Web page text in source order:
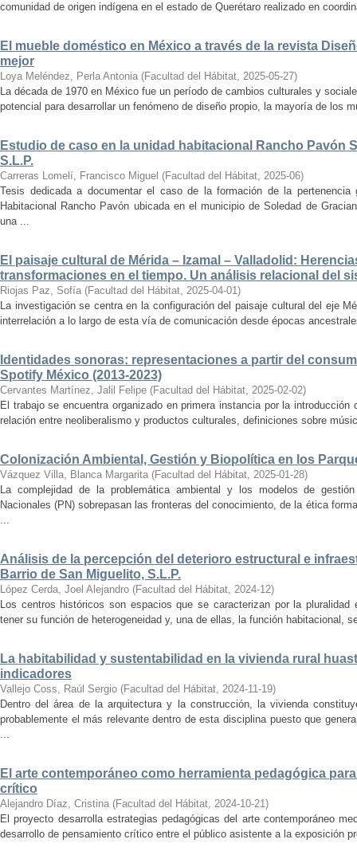
comunidad de origen indígena en el estado de Querétaro realizado en
El mueble doméstico en México a través de la revista
mejor
Loya Meléndez, Perla Antonia (Facultad del Hábitat, 2025-05-27)
La década de 1970 en México fue un período de cambios culturales y
potencial para desarrollar un fenómeno de diseño propio, la mayoría de los
Estudio de caso en la unidad habitacional Rancho Pavón
S.L.P.
Carreras Lomelí, Francisco Miguel (Facultad del Hábitat, 2025-06)
Tesis dedicada a documentar el caso de la formación de la
Habitacional Rancho Pavón ubicada en el municipio de Soledad de
una ...
El paisaje cultural de Mérida – Izamal – Valladolid:
transformaciones en el tiempo. Un análisis relacional del
Riojas Paz, Sofía (Facultad del Hábitat, 2025-04-01)
La investigación se centra en la configuración del paisaje cultural del eje
interrelación a lo largo de esta vía de comunicación desde épocas
Identidades sonoras: representaciones a partir del
Spotify México (2013-2023)
Cervantes Martínez, Jalil Felipe (Facultad del Hábitat, 2025-02-02)
El trabajo se encuentra organizado en primera instancia por la
relación entre neoliberalismo y productos culturales, definiciones sobre
Colonización Ambiental, Gestión y Biopolítica en los
Vázquez Villa, Blanca Margarita (Facultad del Hábitat, 2025-01-28)
La complejidad de la problemática ambiental y los modelos de
Nacionales (PN) sobrepasan las fronteras del conocimiento, de la ética
...
Análisis de la percepción del deterioro estructural e
Barrio de San Miguelito, S.L.P.
López Cerda, Joel Alejandro (Facultad del Hábitat, 2024-12)
Los centros históricos son espacios que se caracterizan por la
tener su función de heterogeneidad y, una de ellas, la función habitacional,
La habitabilidad y sustentabilidad en la vivienda rural
indicadores
Vallejo Coss, Raúl Sergio (Facultad del Hábitat, 2024-11-19)
Dentro del área de la arquitectura y la construcción, la vivienda
probablemente el más relevante dentro de esta disciplina puesto que
...
El arte contemporáneo como herramienta pedagógica
crítico
Alejandro Díaz, Cristina (Facultad del Hábitat, 2024-10-21)
El proyecto desarrolla estrategias pedagógicas del arte contemporáneo
desarrollo de pensamiento crítico entre el público asistente a la exposición